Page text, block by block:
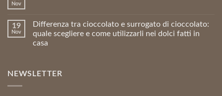
Nov
19
Nov
Differenza tra cioccolato e surrogato di cioccolato:
quale scegliere e come utilizzarli nei dolci fatti in
casa
NEWSLETTER